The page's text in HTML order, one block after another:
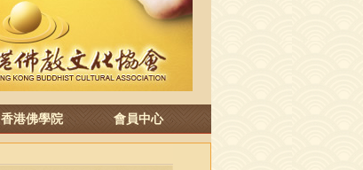
香港佛學院 會員中心